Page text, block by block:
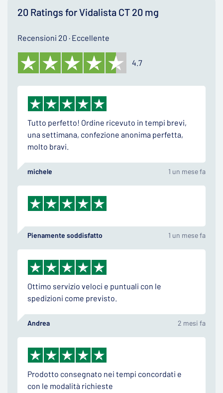
20 Ratings for Vidalista CT 20 mg
Recensioni 20 · Eccellente
4.7
Tutto perfetto! Ordine ricevuto in tempi brevi,
una settimana, confezione anonima perfetta,
molto bravi.
michele 1 un mese fa
Pienamente soddisfatto 1 un mese fa
Ottimo servizio veloci e puntuali con le
spedizioni come previsto.
Andrea 2 mesi fa
Prodotto consegnato nei tempi concordati e
con le modalità richieste